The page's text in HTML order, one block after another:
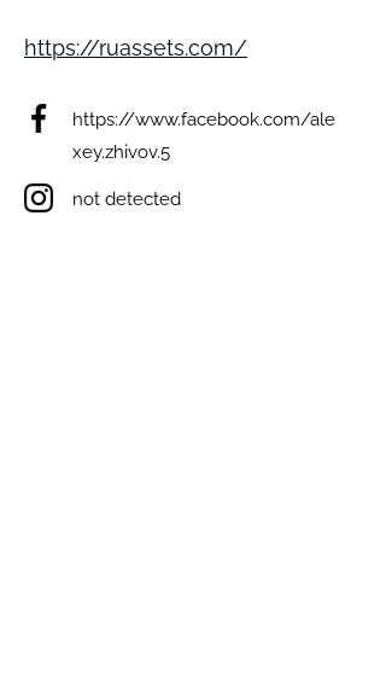
https://ruassets.com/
https://www.facebook.com/ale
xey.zhivov.5
not detected